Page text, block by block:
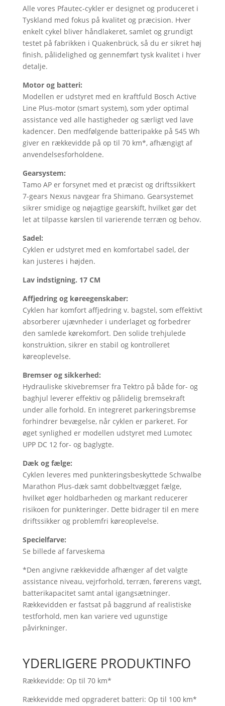
Alle vores Pfautec-cykler er designet og produceret i
Tyskland med fokus på kvalitet og præcision. Hver
enkelt cykel bliver håndlakeret, samlet og grundigt
testet på fabrikken i Quakenbrück, så du er sikret høj
finish, pålidelighed og gennemført tysk kvalitet i hver
detalje.
Motor og batteri:
Modellen er udstyret med en kraftfuld Bosch Active
Line Plus-motor (smart system), som yder optimal
assistance ved alle hastigheder og særligt ved lave
kadencer. Den medfølgende batteripakke på 545 Wh
giver en rækkevidde på op til 70 km*, afhængigt af
anvendelsesforholdene.
Gearsystem:
Tamo AP er forsynet med et præcist og driftssikkert
7-gears Nexus navgear fra Shimano. Gearsystemet
sikrer smidige og nøjagtige gearskift, hvilket gør det
let at tilpasse kørslen til varierende terræn og behov.
Sadel:
Cyklen er udstyret med en komfortabel sadel, der
kan justeres i højden.
Lav indstigning. 17 CM
Affjedring og køreegenskaber:
Cyklen har komfort affjedring v. bagstel, som effektivt
absorberer ujævnheder i underlaget og forbedrer
den samlede kørekomfort. Den solide trehjulede
konstruktion, sikrer en stabil og kontrolleret
køreoplevelse.
Bremser og sikkerhed:
Hydrauliske skivebremser fra Tektro på både for- og
baghjul leverer effektiv og pålidelig bremsekraft
under alle forhold. En integreret parkeringsbremse
forhindrer bevægelse, når cyklen er parkeret. For
øget synlighed er modellen udstyret med Lumotec
UPP DC 12 for- og baglygte.
Dæk og fælge:
Cyklen leveres med punkteringsbeskyttede Schwalbe
Marathon Plus-dæk samt dobbeltvægget fælge,
hvilket øger holdbarheden og markant reducerer
risikoen for punkteringer. Dette bidrager til en mere
driftssikker og problemfri køreoplevelse.
Specielfarve:
Se billede af farveskema
*Den angivne rækkevidde afhænger af det valgte
assistance niveau, vejrforhold, terræn, førerens vægt,
batterikapacitet samt antal igangsætninger.
Rækkevidden er fastsat på baggrund af realistiske
testforhold, men kan variere ved ugunstige
påvirkninger.
YDERLIGERE PRODUKTINFO
Rækkevidde: Op til 70 km*
Rækkevidde med opgraderet batteri: Op til 100 km*